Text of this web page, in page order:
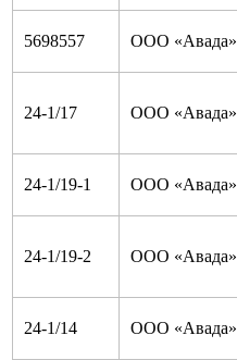
5698557 ООО «Авада»
24-1/17 ООО «Авада»
24-1/19-1 ООО «Авада»
24-1/19-2 ООО «Авада»
24-1/14 ООО «Авада»